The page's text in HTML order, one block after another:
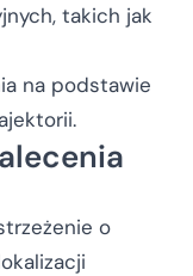
takich jak
na podstawie
o